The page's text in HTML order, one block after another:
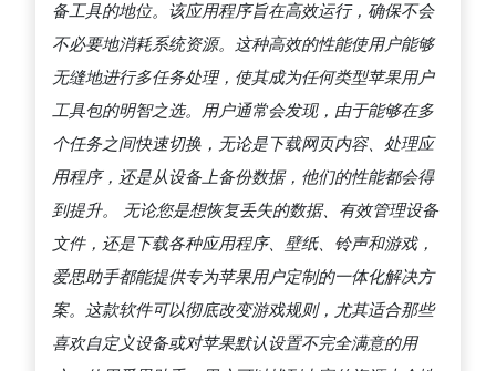
手
的
使
用
小
技
巧
备工具的地位。该应用程序旨在高效运行，确保不会
不必要地消耗系统资源。这种高效的性能使用户能够
无缝地进行多任务处理，使其成为任何类型苹果用户
工具包的明智之选。用户通常会发现，由于能够在多
个任务之间快速切换，无论是下载网页内容、处理应
用程序，还是从设备上备份数据，他们的性能都会得
到提升。 无论您是想恢复丢失的数据、有效管理设备
文件，还是下载各种应用程序、壁纸、铃声和游戏，
爱思助手都能提供专为苹果用户定制的一体化解决方
案。这款软件可以彻底改变游戏规则，尤其适合那些
喜欢自定义设备或对苹果默认设置不完全满意的用